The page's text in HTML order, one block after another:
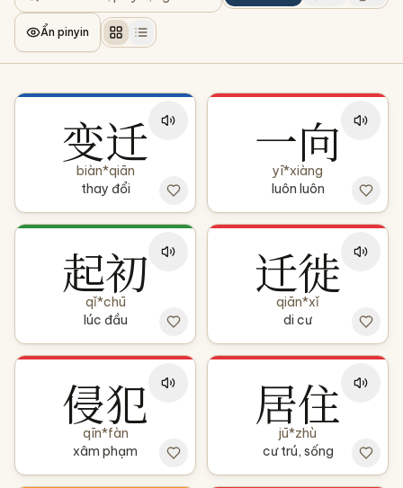
Ẩn pinyin
变迁
biàn*qiān
thay đổi
一向
yī*xiàng
luôn luôn
起初
qǐ*chū
lúc đầu
迁徙
qiān*xǐ
di cư
侵犯
qīn*fàn
xâm phạm
居住
jū*zhù
cư trú, sống